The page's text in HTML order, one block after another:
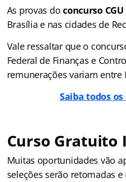
As provas doconcurso CGU
Brasília e nas cidades de
Vale ressaltar que o
Federal de Finanças e
remunerações variam entre
Saiba todos
Curso Gratuito
Muitas oportunidades vão
seleções serão retomadas